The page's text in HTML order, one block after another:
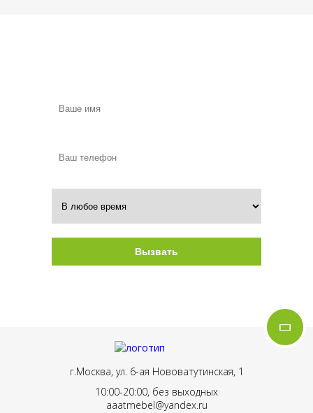
Вызвать
г.Москва, ул. 6-ая Нововатутинская, 1
10:00-20:00, без выходных
aaatmebel@yandex.ru